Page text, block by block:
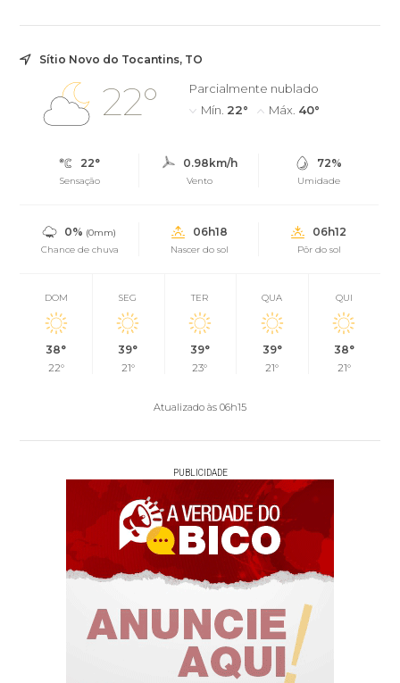
Sítio Novo do Tocantins, TO
22°
Parcialmente nublado
Mín. 22° Máx. 40°
22°
Sensação
0.98km/h
Vento
72%
Umidade
0% (0mm)
Chance de chuva
06h18
Nascer do sol
06h12
Pôr do sol
DOM
38°
22°
SEG
39°
21°
TER
39°
23°
QUA
39°
21°
QUI
38°
21°
Atualizado às 06h15
PUBLICIDADE